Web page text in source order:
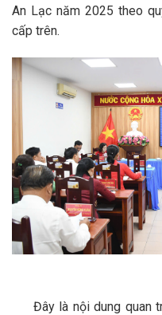
An Lạc năm 2025 theo
cấp trên.
Đây là nội dung quan